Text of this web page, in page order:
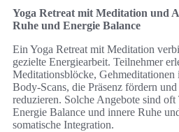
Yoga Retreat mit Meditation und
Ruhe und Energie Balance
Ein Yoga Retreat mit Meditation
gezielte Energiearbeit. Teilnehmer
Meditationsblöcke,
Body-Scans, die Präsenz fördern
reduzieren. Solche Angebote sind
Energie Balance und innere Ruhe
somatische Integration.